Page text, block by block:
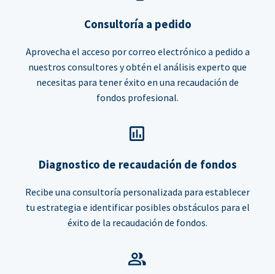
Consultoría a pedido
Aprovecha el acceso por correo electrónico a pedido a
nuestros consultores y obtén el análisis experto que
necesitas para tener éxito en una recaudación de
fondos profesional.
Diagnostico de recaudación de fondos
Recibe una consultoría personalizada para establecer
tu estrategia e identificar posibles obstáculos para el
éxito de la recaudación de fondos.